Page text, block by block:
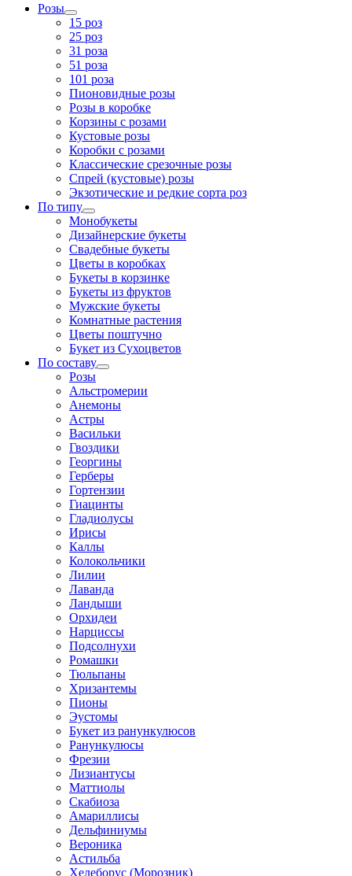
Розы
15 роз
25 роз
31 роза
51 роза
101 роза
Пионовидные розы
Розы в коробке
Корзины с розами
Кустовые розы
Коробки с розами
Классические срезочные розы
Спрей (кустовые) розы
Экзотические и редкие сорта роз
По типу
Монобукеты
Дизайнерские букеты
Свадебные букеты
Цветы в коробках
Букеты в корзинке
Букеты из фруктов
Мужские букеты
Комнатные растения
Цветы поштучно
Букет из Сухоцветов
По составу
Розы
Альстромерии
Анемоны
Астры
Васильки
Гвоздики
Георгины
Герберы
Гортензии
Гиацинты
Гладиолусы
Ирисы
Каллы
Колокольчики
Лилии
Лаванда
Ландыши
Орхидеи
Нарциссы
Подсолнухи
Ромашки
Тюльпаны
Хризантемы
Пионы
Эустомы
Букет из ранункулюсов
Ранункулюсы
Фрезии
Лизиантусы
Маттиолы
Скабиоза
Амариллисы
Дельфиниумы
Вероника
Астильба
Хелеборус (Морозник)